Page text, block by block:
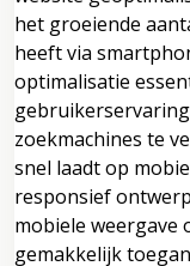
het groeiende
heeft via
optimalisatie
zoekmachines te
snel laadt op
responsief
mobiele weergave
gemakkelijk